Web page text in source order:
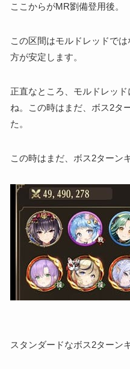
ここからがMR劉備登用後。
この区間はモルドレッドで
方が安定します。
正直なところ、モルドレッ
ね。この時はまだ、ボス2タ
た。
この時はまだ、ボス2ターン
スタンダードなボス2ターン